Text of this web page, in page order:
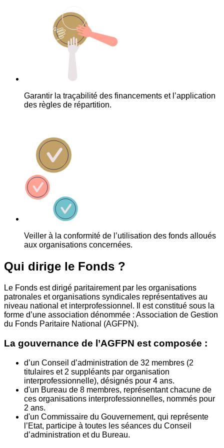
Garantir la traçabilité des financements et l’application
des règles de répartition.
Veiller à la conformité de l’utilisation des fonds alloués
aux organisations concernées.
Qui dirige le Fonds ?
Le Fonds est dirigé paritairement par les organisations
patronales et organisations syndicales représentatives au
niveau national et interprofessionnel. Il est constitué sous la
forme d’une association dénommée : Association de Gestion
du Fonds Paritaire National (AGFPN).
La gouvernance de l’AGFPN est composée :
d’un Conseil d’administration de 32 membres (2
titulaires et 2 suppléants par organisation
interprofessionnelle), désignés pour 4 ans.
d'un Bureau de 8 membres, représentant chacune de
ces organisations interprofessionnelles, nommés pour
2 ans.
d'un Commissaire du Gouvernement, qui représente
l’Etat, participe à toutes les séances du Conseil
d’administration et du Bureau.